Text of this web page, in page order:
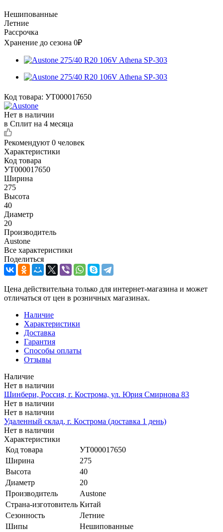
Нешипованные
Летние
Рассрочка
Хранение до сезона 0₽
Код товара: УТ000017650
Нет в наличии
в Сплит на 4 месяца
Рекомендуют 0 человек
Характеристики
Код товара
УТ000017650
Ширина
275
Высота
40
Диаметр
20
Производитель
Austone
Все характеристики
Поделиться
Цена действительна только для интернет-магазина и может
отличаться от цен в розничных магазинах.
Наличие
Характеристики
Доставка
Гарантия
Способы оплаты
Отзывы
Наличие
Нет в наличии
Шинбери, Россия, г. Кострома, ул. Юрия Смирнова 83
Нет в наличии
Нет в наличии
Удаленный склад, г. Кострома (доставка 1 день)
Нет в наличии
Характеристики
Код товара
УТ000017650
Ширина
275
Высота
40
Диаметр
20
Производитель
Austone
Страна-изготовитель Китай
Сезонность
Летние
Шипы
Нешипованные